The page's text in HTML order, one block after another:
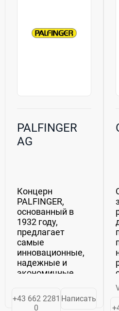
поставляет
противопожарному...
PALFINGER
AG
Концерн
PALFINGER,
основанный в
1932 году,
предлагает
самые
инновационные,
надежные и
экономичные
решения для
использования на
+43 662 2281
0
Написать